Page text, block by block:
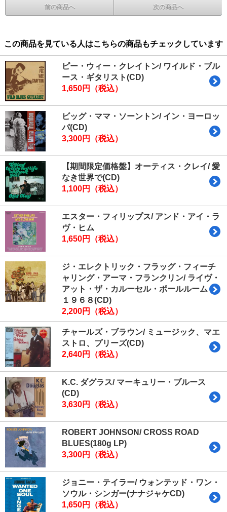
前の商品へ 次の商品へ
この商品を見ている人はこちらの商品もチェックしています
ピー・ウィー・クレイトン/ ワイルド・ブル
ース・ギタリスト(CD)
1,650円（税込）
ビッグ・ママ・ソーントン/ イン・ヨーロッ
パ(CD)
3,300円（税込）
【期間限定価格盤】オーティス・クレイ/ 愛
なき世界で(CD)
1,100円（税込）
エスター・フィリップス/ アンド・アイ・ラ
ヴ・ヒム
1,650円（税込）
ジ・エレクトリック・フラッグ・フィーチ
ャリング・アーマ・フランクリン/ ライヴ・
アット・ザ・カルーセル・ボールルーム・
１９６８(CD)
2,200円（税込）
チャールズ・ブラウン/ ミュージック、マエ
ストロ、プリーズ(CD)
2,640円（税込）
K.C. ダグラス/ マーキュリー・ブルース
(CD)
3,630円（税込）
ROBERT JOHNSON/ CROSS ROAD
BLUES(180g LP)
3,300円（税込）
ジョニー・テイラー/ ウォンテッド・ワン・
ソウル・シンガー(ナナジャケCD)
1,650円（税込）